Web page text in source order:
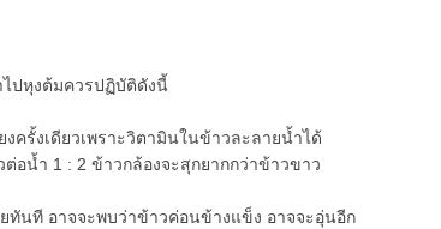
หุงต้มควรปฏิบัติดังนี้
งเดียวเพราะวิตามินในข้าวละลายน้ำได้
ำ 1 : 2 ข้าวกล้องจะสุกยากกว่าข้าวขาว
ที อาจจะพบว่าข้าวค่อนข้างแข็ง อาจจะอุ่นอีก